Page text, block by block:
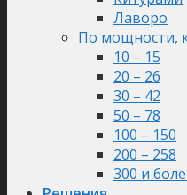
Лаворо
По мощности,
10 – 15
20 – 26
30 – 42
50 – 78
100 – 150
200 – 258
300 и